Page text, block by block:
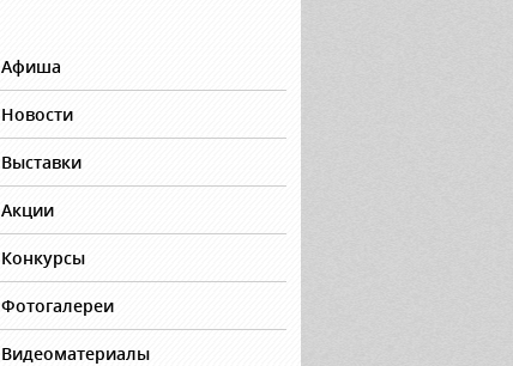
Афиша
Новости
Выставки
Акции
Конкурсы
Фотогалереи
Видеоматериалы